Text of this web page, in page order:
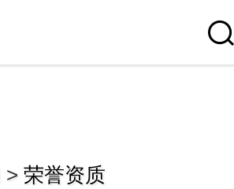
> 荣誉资质